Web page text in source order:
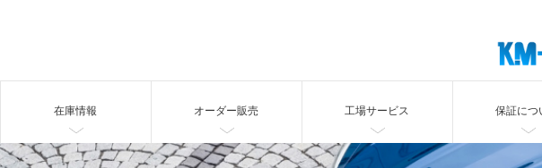
在庫情報 オーダー販売 工場サービス 保証につ